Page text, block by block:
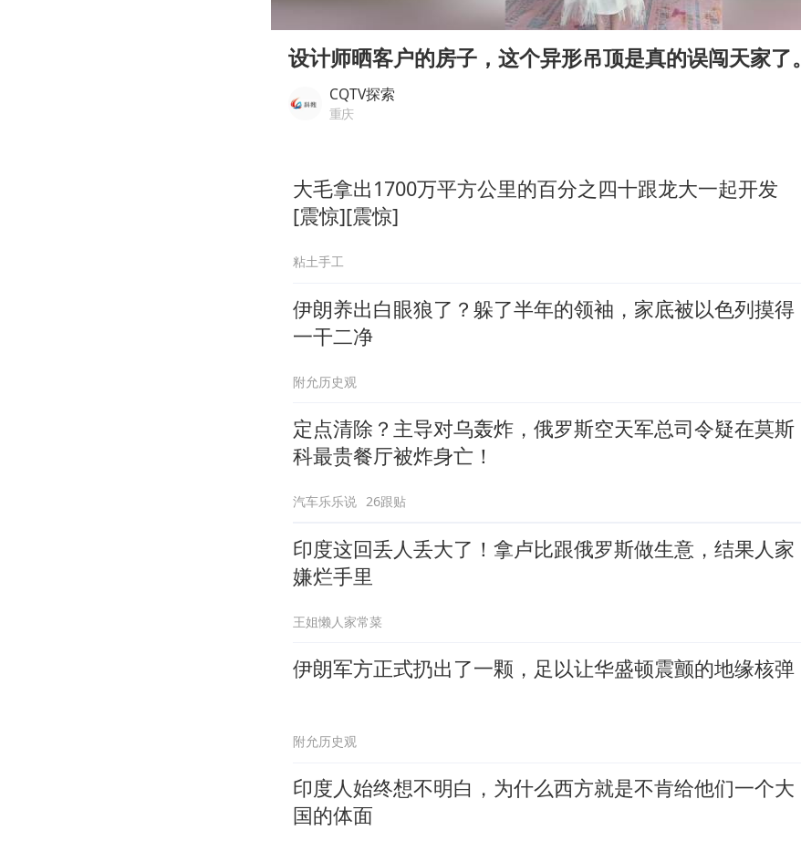
郑国霖回应去景区上班被保安拦下
深圳地面沉降致车辆损坏系谣言
奋进开新局 实干挑大梁
设计师晒客户的房子，这个异形吊顶是真的误闯天家了。
CQTV探索
重庆
大毛拿出1700万平方公里的百分之四十跟龙大一起开发
[震惊][震惊]
粘土手工
伊朗养出白眼狼了？躲了半年的领袖，家底被以色列摸得
一干二净
附允历史观
定点清除？主导对乌轰炸，俄罗斯空天军总司令疑在莫斯
科最贵餐厅被炸身亡！
汽车乐乐说 26跟贴
印度这回丢人丢大了！拿卢比跟俄罗斯做生意，结果人家
嫌烂手里
王姐懒人家常菜
伊朗军方正式扔出了一颗，足以让华盛顿震颤的地缘核弹
附允历史观
印度人始终想不明白，为什么西方就是不肯给他们一个大
国的体面